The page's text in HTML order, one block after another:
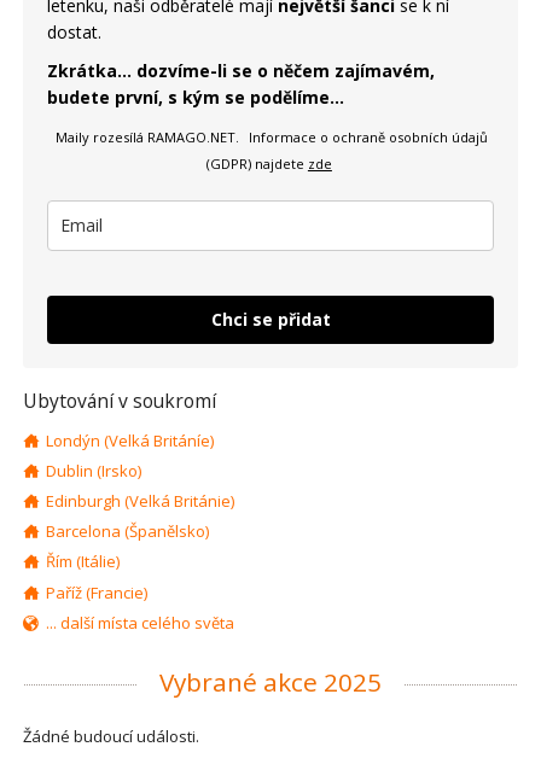
letenku, naši odběratelé mají největší šanci se k ní
dostat.
Zkrátka... dozvíme-li se o něčem zajímavém,
budete první, s kým se podělíme...
Maily rozesílá RAMAGO.NET.
Informace o ochraně osobních údajů
(GDPR) najdete zde
Chci se přidat
Ubytování v soukromí
Londýn (Velká Británíe)
Dublin (Irsko)
Edinburgh (Velká Británie)
Barcelona (Španělsko)
Řím (Itálie)
Paříž (Francie)
... další místa celého světa
Vybrané akce 2025
Žádné budoucí události.